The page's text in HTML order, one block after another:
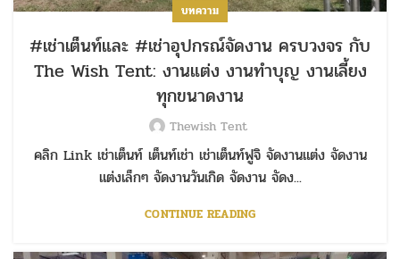
บทความ
#เช่าเต็นท์และ #เช่าอุปกรณ์จัดงาน ครบวงจร กับ
The Wish Tent: งานแต่ง งานทำบุญ งานเลี้ยง
ทุกขนาดงาน
Thewish Tent
คลิก Link เช่าเต็นท์ เต็นท์เช่า เช่าเต็นท์ฟูจิ จัดงานแต่ง จัดงาน
แต่งเล็กๆ จัดงานวันเกิด จัดงาน จัดง...
CONTINUE READING